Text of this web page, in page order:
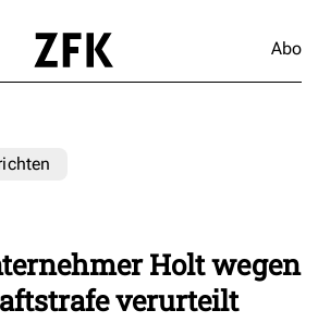
Abo
Holt wegen
verurteilt